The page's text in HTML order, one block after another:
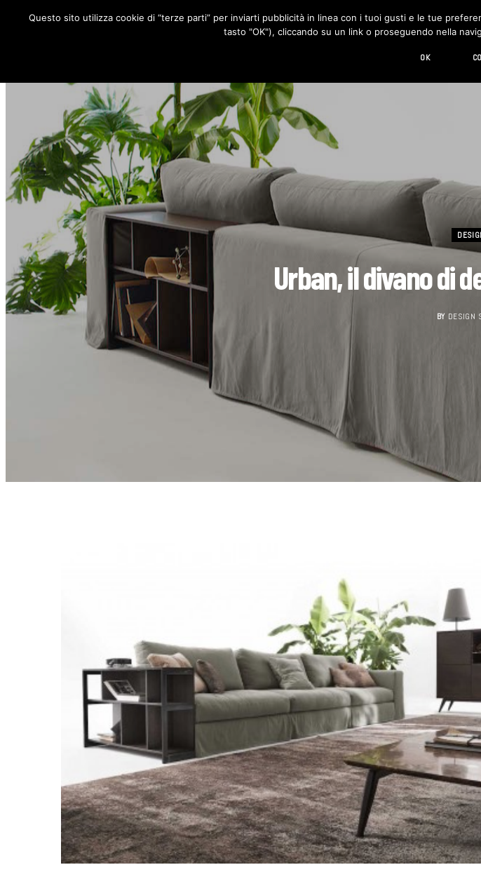
RUBRICHE DESIGN LIVING
Urban, il divano di
BY DESIGN
Questo sito utilizza cookie di “terze parti” per inviarti pubblicità in linea con i tuoi gusti e le tue
tasto "OK"), cliccando su un link o proseguendo nella
OK